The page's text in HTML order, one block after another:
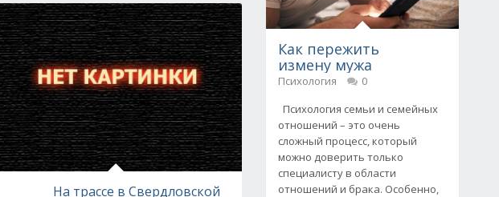
На трассе в Свердловской
Как пережить
измену мужа
Психология
0
Психология семьи и семейных
отношений – это очень
сложный процесс, который
можно доверить только
специалисту в области
отношений и брака. Особенно,